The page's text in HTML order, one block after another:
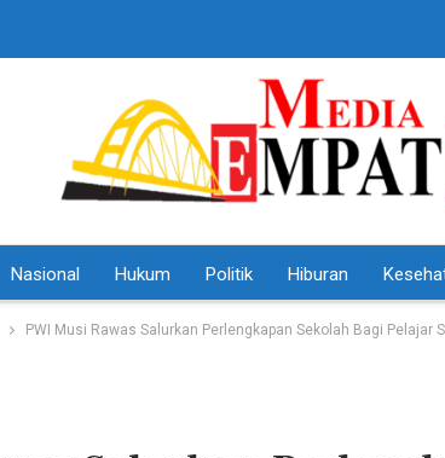
Nasional Hukum Politik Hiburan
PWI Musi Rawas Salurkan Perlengkapan Sekolah Bagi Pelajar